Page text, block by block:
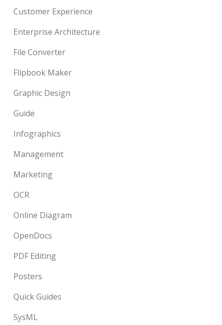
Customer Experience
Enterprise Architecture
File Converter
Flipbook Maker
Graphic Design
Guide
Infographics
Management
Marketing
OCR
Online Diagram
OpenDocs
PDF Editing
Posters
Quick Guides
SysML